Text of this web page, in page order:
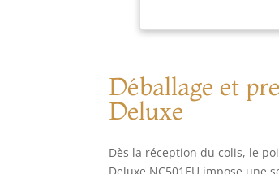
Déballage et
Deluxe
Dès la réception du colis, le